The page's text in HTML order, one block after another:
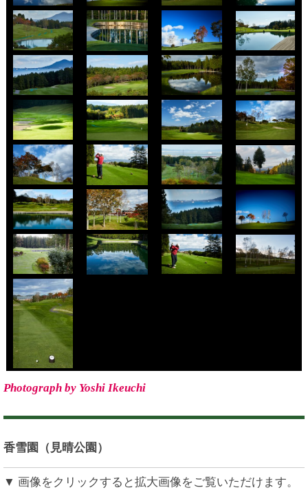
Photograph by Yoshi Ikeuchi
香雪園（見晴公園）
▼ 画像をクリックすると拡大画像をご覧いただけます。